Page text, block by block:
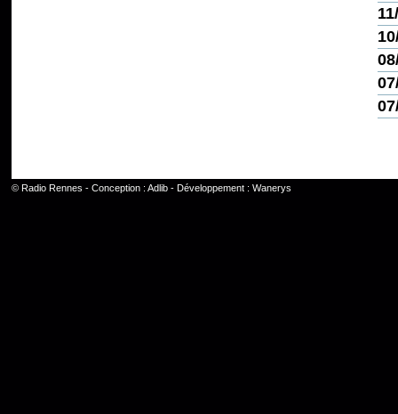
© Radio Rennes - Conception : Adlib- Développement : Wanerys